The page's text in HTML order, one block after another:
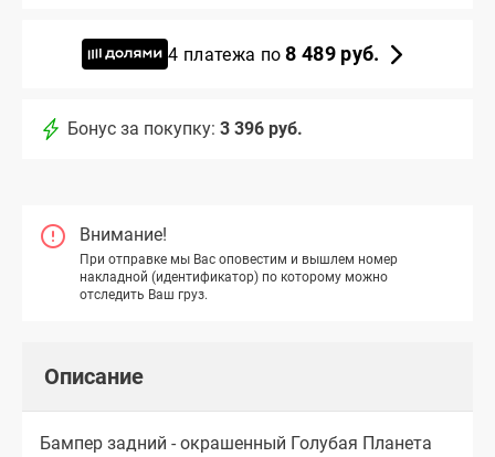
4 платежа по8 489 руб.
Бонус за покупку: 3 396 руб.
Внимание!
При отправке мы Вас оповестим и вышлем номер
накладной (идентификатор) по которому можно
отследить Ваш груз.
Описание
Бампер задний - окрашенный Голубая Планета